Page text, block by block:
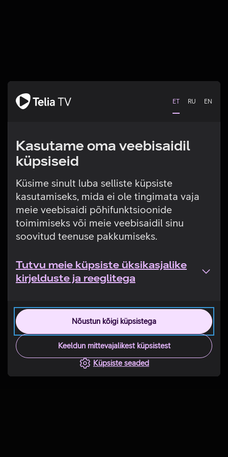
ET RU EN
Kasutame oma veebisaidil
küpsiseid
Küsime sinult luba selliste küpsiste
kasutamiseks, mida ei ole tingimata vaja
meie veebisaidi põhifunktsioonide
toimimiseks või meie veebisaidil sinu
soovitud teenuse pakkumiseks.
Tutvu meie küpsiste üksikasjalike
kirjelduste ja reeglitega
Nõustun kõigi küpsistega
Keeldun mittevajalikest küpsistest
Küpsiste seaded
Tehniline viga